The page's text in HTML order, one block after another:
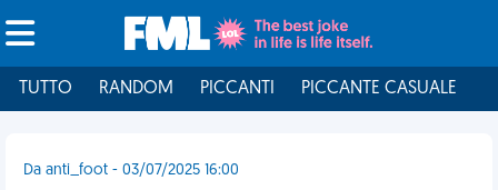
TUTTO RANDOM PICCANTI PICCANTE CASUALE
Da anti_foot - 03/07/2025 16:00